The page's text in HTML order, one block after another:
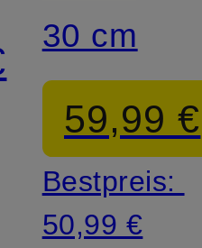
30 cm
59,99 €
Bestpreis:
50,99 €